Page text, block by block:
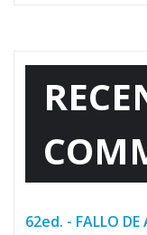
62ed. - FALLO DE